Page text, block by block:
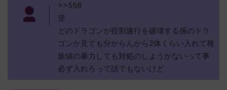
>>556
逆
どのドラゴンが役割遂行を破壊する係のドラ
ゴンか見ても分からんから2体くらい入れて種
族値の暴力しても対処のしようがないって事
必ず入れろって話でもないけど